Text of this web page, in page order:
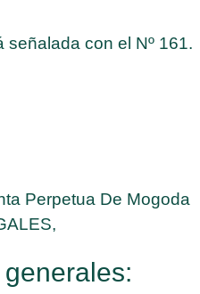
señalada con el Nº 161.
Perpetua De Mogoda